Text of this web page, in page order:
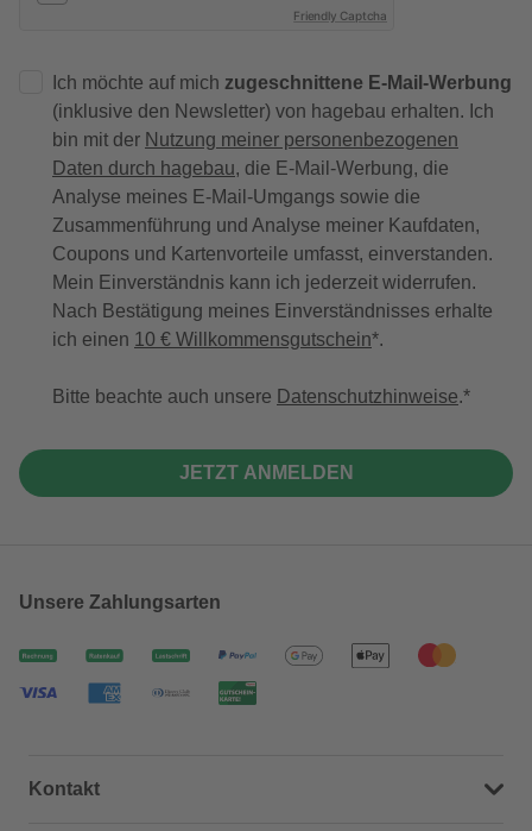
Friendly Captcha
Ich möchte auf mich zugeschnittene E-Mail-Werbung
(inklusive den Newsletter) von hagebau erhalten. Ich
bin mit der Nutzung meiner personenbezogenen
Daten durch hagebau, die E-Mail-Werbung, die
Analyse meines E-Mail-Umgangs sowie die
Zusammenführung und Analyse meiner Kaufdaten,
Coupons und Kartenvorteile umfasst, einverstanden.
Mein Einverständnis kann ich jederzeit widerrufen.
Nach Bestätigung meines Einverständnisses erhalte
ich einen 10 € Willkommensgutschein*.
Bitte beachte auch unsere Datenschutzhinweise.
JETZT ANMELDEN
Unsere Zahlungsarten
Kontakt